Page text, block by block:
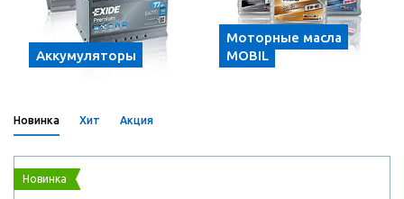
Аккумуляторы
Моторные масла
MOBIL
Новинка Хит Акция
Новинка